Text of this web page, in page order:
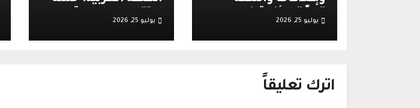
تعمّق الأزمة في
أحداث قرية تل
يوليو 25, 2026
اعتقالات واسعة
إسرائيلية عقب أحداث
يوليو 25, 2026
اترك تعليقاً